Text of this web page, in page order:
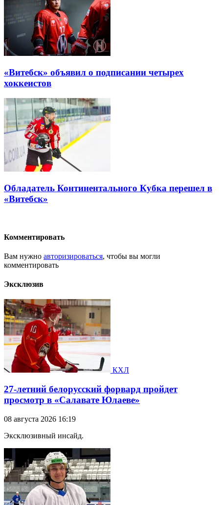
«Витебск» объявил о подписании четырех
хоккеистов
Обладатель Континентального Кубка перешел в
«Витебск»
Комментировать
Вам нужно авторизироваться, чтобы вы могли
комментировать
Эксклюзив
КХЛ
27-летний белорусский форвард пройдет
просмотр в «Салавате Юлаеве»
08 августа 2026 16:19
Эксклюзивный инсайд.